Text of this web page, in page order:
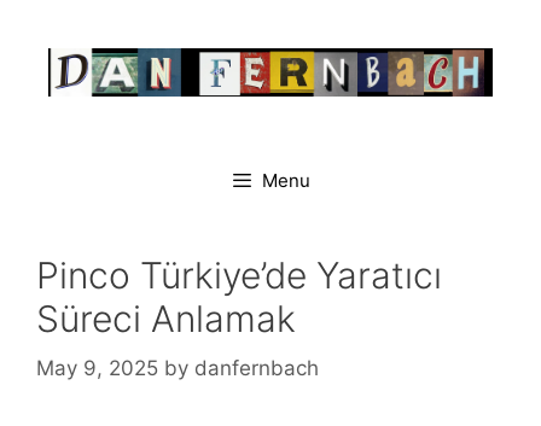
content
Menu
Pinco Türkiye’de Yaratıcı
Süreci Anlamak
May 9, 2025 by danfernbach